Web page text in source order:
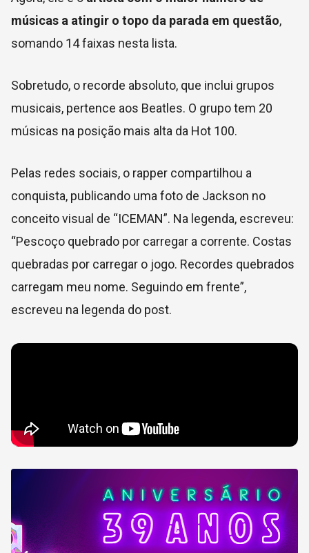
músicas a atingir o topo da parada em questão,
somando 14 faixas nesta lista.
Sobretudo, o recorde absoluto, que inclui grupos
musicais, pertence aos Beatles. O grupo tem 20
músicas na posição mais alta da Hot 100.
Pelas redes sociais, o rapper compartilhou a
conquista, publicando uma foto de Jackson no
conceito visual de “ICEMAN”. Na legenda, escreveu:
“Pescoço quebrado por carregar a corrente. Costas
quebradas por carregar o jogo. Recordes quebrados
carregam meu nome. Seguindo em frente”,
escreveu na legenda do post.